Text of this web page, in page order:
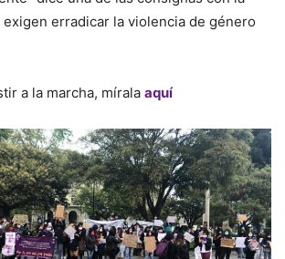
erradicar la violencia de género
a la marcha, mírala aquí